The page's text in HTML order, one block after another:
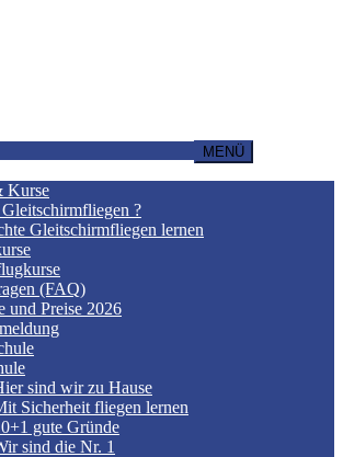
MENÜ
Kurse
Gleitschirmfliegen ?
Gleitschirmfliegen lernen
(FAQ)
und Preise 2026
sind wir zu Hause
Sicherheit fliegen lernen
gute Gründe
sind die Nr. 1